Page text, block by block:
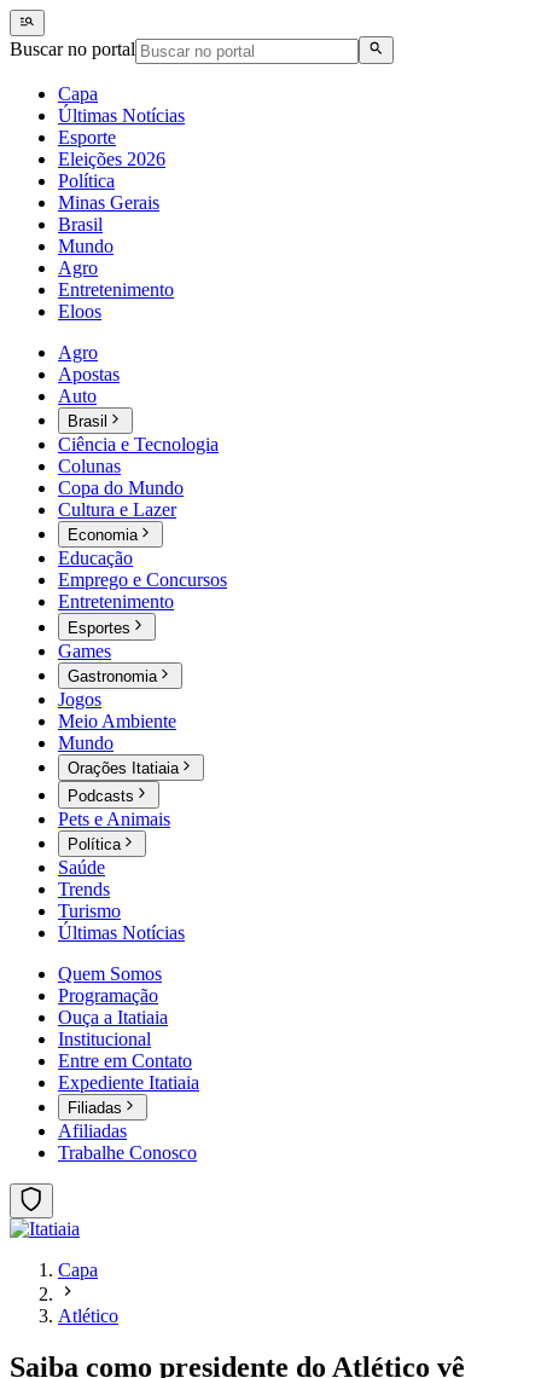
Buscar no portal
Capa
Últimas Notícias
Esporte
Eleições 2026
Política
Minas Gerais
Brasil
Mundo
Agro
Entretenimento
Eloos
Agro
Apostas
Auto
Brasil
Ciência e Tecnologia
Colunas
Copa do Mundo
Cultura e Lazer
Economia
Educação
Emprego e Concursos
Entretenimento
Esportes
Games
Gastronomia
Jogos
Meio Ambiente
Mundo
Orações Itatiaia
Podcasts
Pets e Animais
Política
Saúde
Trends
Turismo
Últimas Notícias
Quem Somos
Programação
Ouça a Itatiaia
Institucional
Entre em Contato
Expediente Itatiaia
Filiadas
Afiliadas
Trabalhe Conosco
Capa
Atlético
Saiba como presidente do Atlético vê